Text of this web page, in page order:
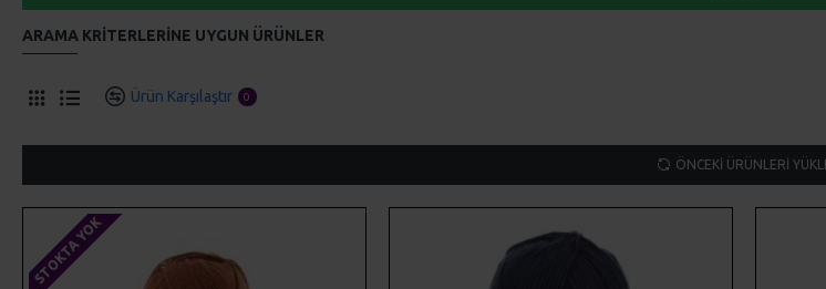
ARAMA KRITERLERINE UYGUN ÜRÜNLER
Ürün Karşılaştır 0
ÖNCEKI ÜRÜNLERI
STOKTA YOK